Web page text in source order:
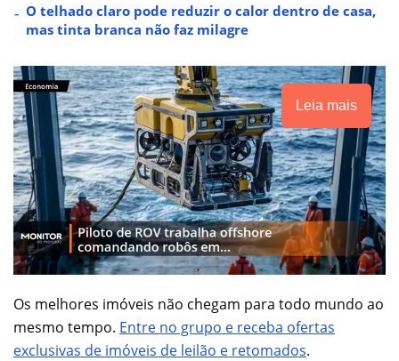
O telhado claro pode reduzir o calor dentro de casa,
mas tinta branca não faz milagre
Leia mais
Os melhores imóveis não chegam para todo mundo ao
mesmo tempo. Entre no grupo e receba ofertas
exclusivas de imóveis de leilão e retomados.